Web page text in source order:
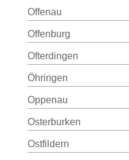
Offenau
Offenburg
Ofterdingen
Öhringen
Oppenau
Osterburken
Ostfildern